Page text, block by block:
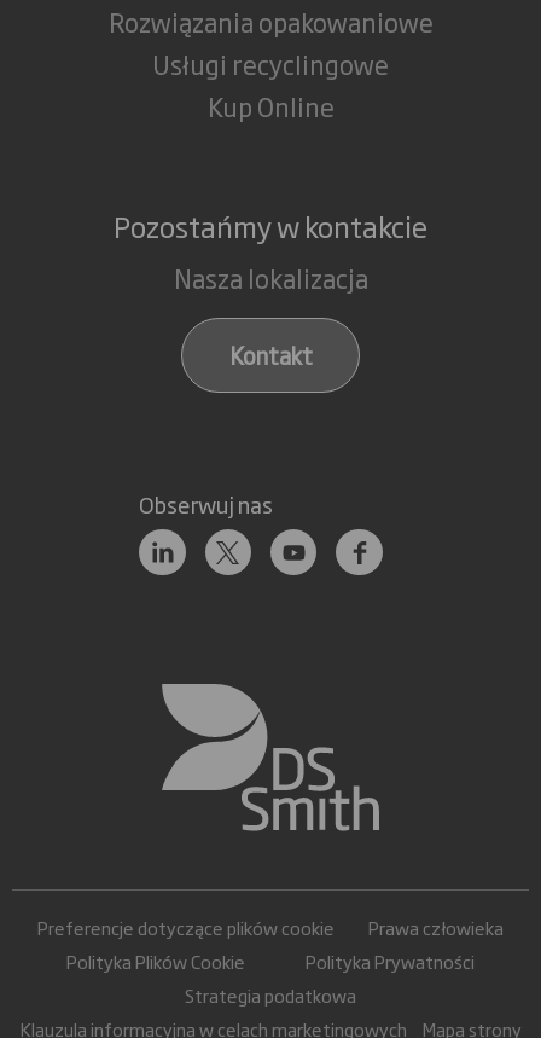
Rozwiązania opakowaniowe
Usługi recyclingowe
Kup Online
Pozostańmy w kontakcie
Nasza lokalizacja
Kontakt
Obserwuj nas
Preferencje dotyczące plików cookie
Prawa człowieka
Polityka Plików Cookie
Polityka Prywatności
Strategia podatkowa
Klauzula informacyjna w celach marketingowych
Mapa strony